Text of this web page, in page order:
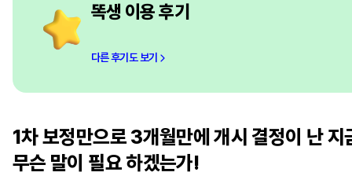
똑생 이용 후기
다른 후기도 보기
1차 보정만으로 3개월만에 개시 결정이 난 지
무슨 말이 필요 하겠는가!